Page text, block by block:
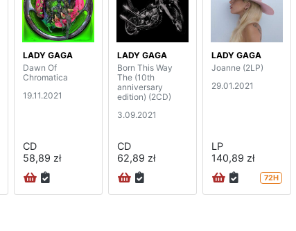
LADY GAGA
Dawn Of
Chromatica
19.11.2021
CD
58,89 zł
LADY GAGA
Born This Way
The (10th
anniversary
edition) (2CD)
3.09.2021
CD
62,89 zł
LADY GAGA
Joanne (2LP)
29.01.2021
LP
140,89 zł
72H